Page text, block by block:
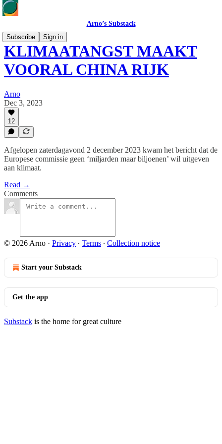
Arno’s Substack
Subscribe
Sign in
KLIMAATANGST MAAKT
VOORAL CHINA RIJK
Arno
Dec 3, 2023
12
Afgelopen zaterdagavond 2 december 2023 kwam het bericht dat de
Europese commissie geen ‘miljarden maar biljoenen’ wil uitgeven
aan klimaat.
Read →
Comments
© 2026 Arno · Privacy ∙ Terms ∙ Collection notice
Start your Substack
Get the app
Substack is the home for great culture